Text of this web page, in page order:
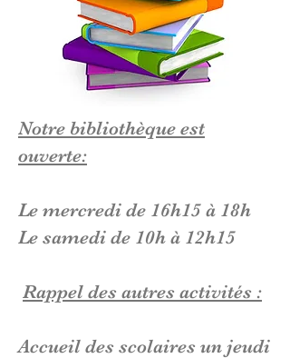
Notre bibliothèque est
ouverte:
Le mercredi de 16h15 à 18h
Le samedi de 10h à 12h15
Rappel des autres activités :
Accueil des scolaires un jeudi